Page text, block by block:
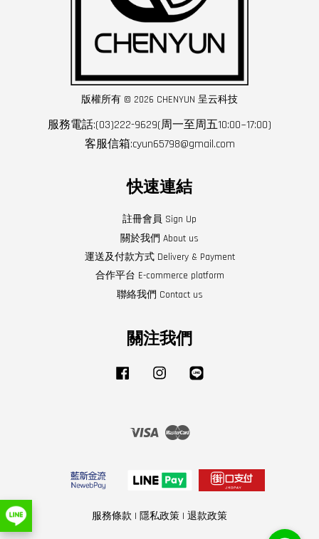
版權所有 © 2026 CHENYUN 呈云科技
服務電話:(03)222-9629(周一至周五10:00~17:00)
客服信箱:cyun65798@gmail.com
快速連結
註冊會員 Sign Up
關於我們 About us
運送及付款方式 Delivery & Payment
合作平台 E-commerce platform
聯絡我們 Contact us
關注我們
Facebook Instagram
Visa Master
服務條款 | 隱私政策 | 退款政策